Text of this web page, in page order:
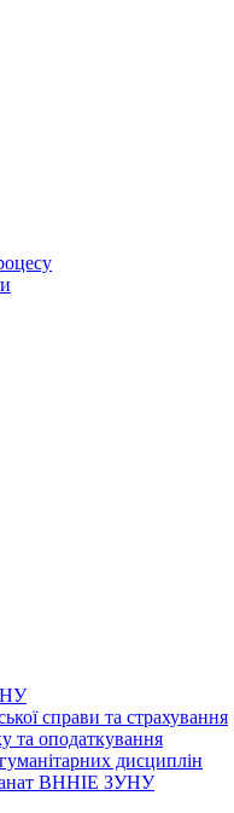
справи та страхування
та оподаткування
дисциплін
ВННІЕ ЗУНУ